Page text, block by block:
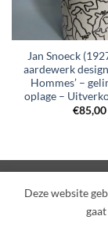
Jan Snoeck
aardewerk design
Hommes’ –
oplage –
€85,00
Deze website